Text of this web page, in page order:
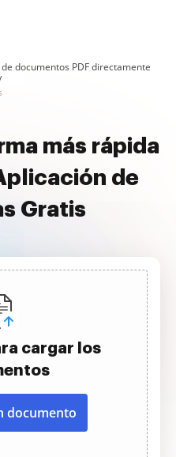
documentos PDF directamente
más rápida
de
Gratis
cargar los
documento